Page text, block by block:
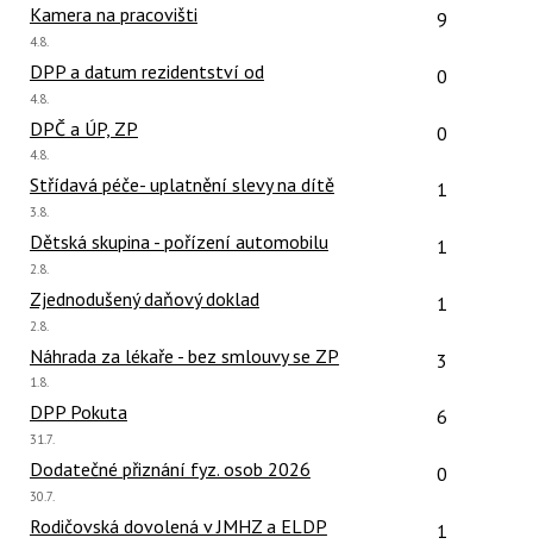
Kamera na pracovišti Počet
9
Poslední
4.8.
DPP a datum rezidentství od Počet
0
Poslední
4.8.
DPČ a ÚP, ZP Počet
0
Poslední
4.8.
Střídavá péče- uplatnění slevy na dítě Počet
1
Poslední
3.8.
Dětská skupina - pořízení automobilu Počet
1
Poslední
2.8.
Zjednodušený daňový doklad Počet
1
Poslední
2.8.
Náhrada za lékaře - bez smlouvy se ZP Počet
3
Poslední
1.8.
DPP Pokuta Počet
6
Poslední
31.7.
Dodatečné přiznání fyz. osob 2026 Počet
0
Poslední
30.7.
Rodičovská dovolená v JMHZ a ELDP Počet
1